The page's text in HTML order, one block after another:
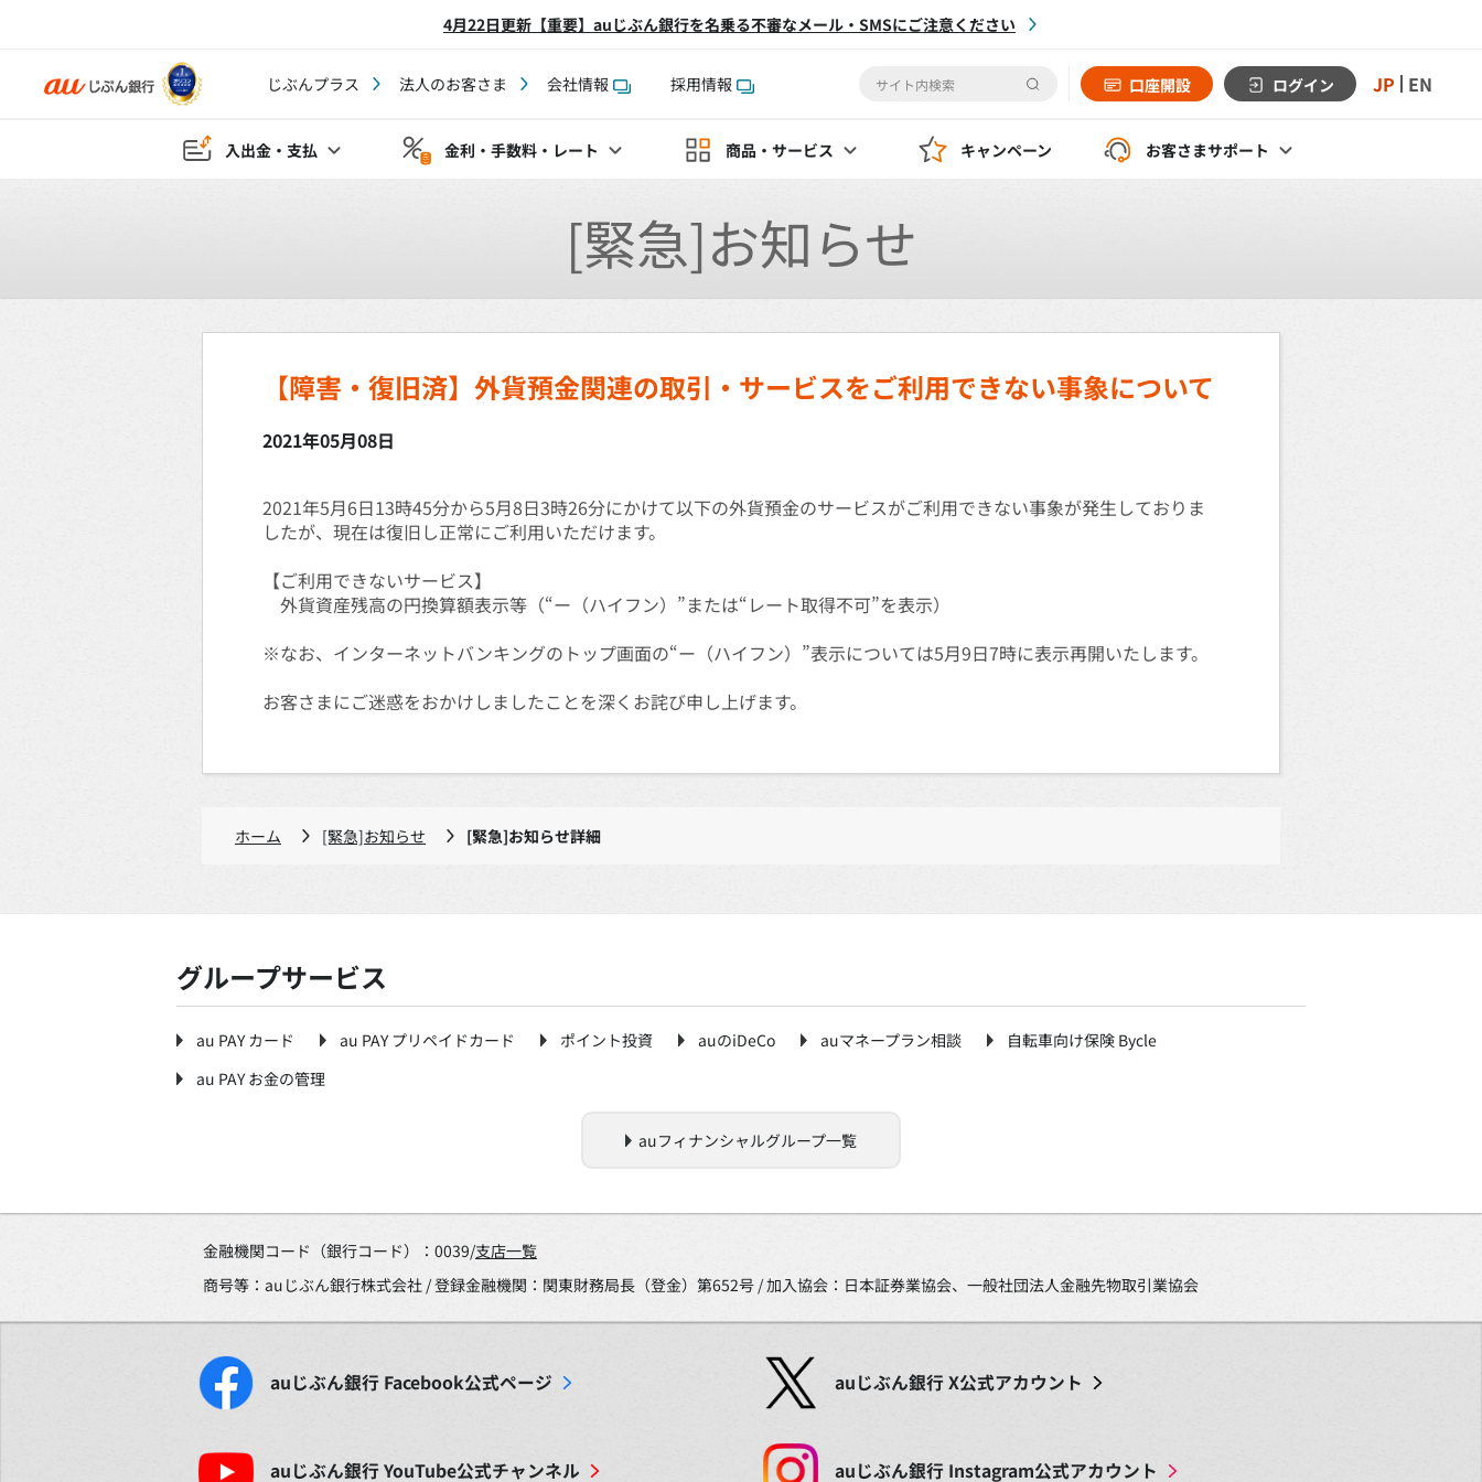
4月22日更新【重要】auじぶん銀行を名乗る不審なメール・SMSにご注意ください
じぶんプラス 法人のお客さま 会社情報 採用情報 口座開設 ログイン JP EN
入出金・支払 金利・手数料・レート 商品・サービス キャンペーン お客さまサポート
[緊急]お知らせ
【障害・復旧済】外貨預金関連の取引・サービスをご利用できない事象について
2021年05月08日
2021年5月6日13時45分から5月8日3時26分にかけて以下の外貨預金のサービスがご利用できない事象が発生しておりま
したが、現在は復旧し正常にご利用いただけます。
【ご利用できないサービス】
外貨資産残高の円換算額表示等（“ー（ハイフン）”または“レート取得不可”を表示）
※なお、インターネットバンキングのトップ画面の“ー（ハイフン）”表示については5月9日7時に表示再開いたします。
お客さまにご迷惑をおかけしましたことを深くお詫び申し上げます。
ホーム [緊急]お知らせ [緊急]お知らせ詳細
グループサービス
au PAY カード au PAY プリペイドカード ポイント投資 auのiDeCo auマネープラン相談
自転車向け保険 Bycle
au PAY お金の管理
auフィナンシャルグループ一覧
金融機関コード（銀行コード）：0039/支店一覧
商号等：auじぶん銀行株式会社 / 登録金融機関：関東財務局長（登金）第652号 / 加入協会：日本証券業協会、一般社団法人金融先物取引業協会
auじぶん銀行 Facebook公式ページ auじぶん銀行X公式アカウント
auじぶん銀行YouTube公式チャンネル auじぶん銀行 Instagram公式アカウント